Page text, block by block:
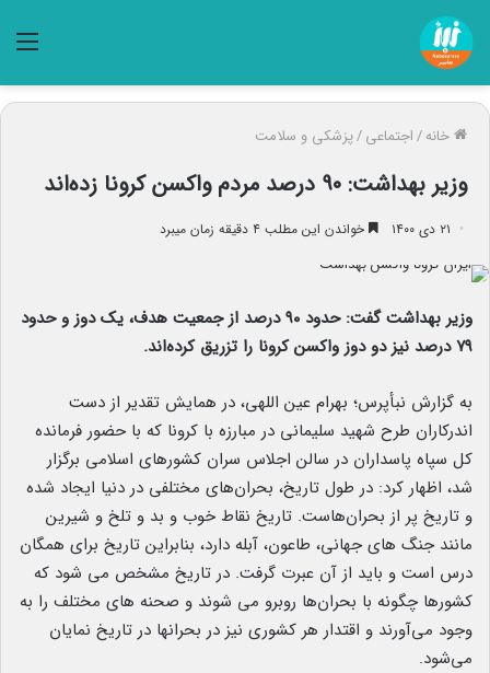
خانه/اجتماعی/پزشکی و سلامت
وزیر بهداشت: ۹۰ درصد مردم واکسن کرونا زده‌اند
۲۱ دی ۱۴۰۰ خواندن این مطلب ۴ دقیقه زمان میبرد
وزیر بهداشت گفت: حدود ۹۰ درصد از جمعیت هدف، یک دوز و حدود
۷۹ درصد نیز دو دوز واکسن کرونا را تزریق کرده‌اند.
به گزارش نبأپرس؛ بهرام عین اللهی، در همایش تقدیر از دست
اندرکاران طرح شهید سلیمانی در مبارزه با کرونا که با حضور فرمانده
کل سپاه پاسداران در سالن اجلاس سران کشورهای اسلامی برگزار
شد، اظهار کرد: در طول تاریخ، بحران‌های مختلفی در دنیا ایجاد شده
و تاریخ پر از بحران‌هاست. تاریخ نقاط خوب و بد و تلخ و شیرین
مانند جنگ های جهانی، طاعون، آبله دارد، بنابراین تاریخ برای همگان
درس است و باید از آن عبرت گرفت. در تاریخ مشخص می شود که
کشورها چگونه با بحران‌ها روبرو می شوند و صحنه های مختلف را به
وجود می‌آورند و اقتدار هر کشوری نیز در بحرانها در تاریخ نمایان
می‌شود.